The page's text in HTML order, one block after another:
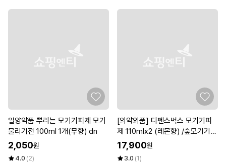
일양약품 뿌리는 모기기피제 모기
물리기전 100ml 1개(무향) dn
2,050원
4.0 (2)
[의약외품] 디펜스벅스 모기기피
제 110mlx2 (레몬향) /숲모기기
피/진드기기피/
17,900원
3.0 (1)